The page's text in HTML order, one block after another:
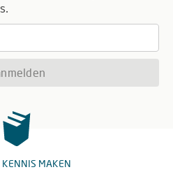
KENNIS MAKEN